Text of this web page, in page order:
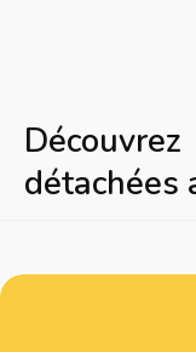
détachées